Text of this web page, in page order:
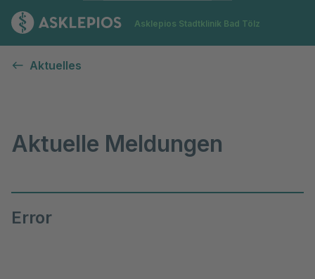
Zur Startseite
Asklepios Stadtklinik Bad Tölz
Aktuelles
Aktuelle Meldungen
Error